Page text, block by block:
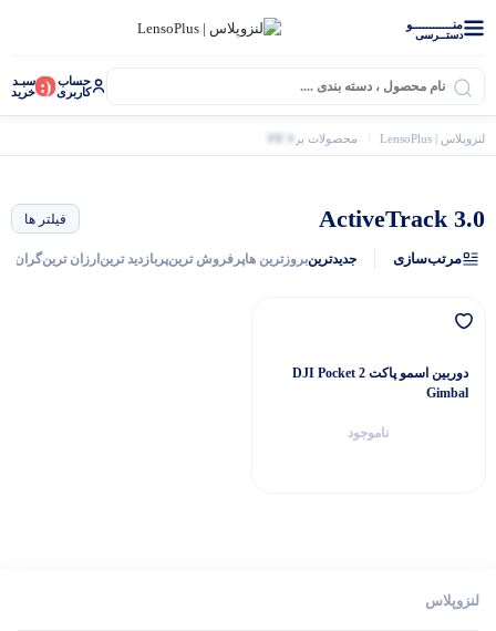
منــــــــــــو
دستــرسی
حساب
کاربری (: سبـد
خرید
لنزوپلاس | LensoPlus محصولات برچسب خورده “ActiveTrack 3.0”
0 کالا
ActiveTrack 3.0 فیلتر ها
مرتب‌سازی جدیدترینبروزترین هاپرفروش ترینپربازدید ترینارزان ترینگران
دوربین اسمو پاکت DJI Pocket 2
Gimbal
ناموجود
لنزوپلاس